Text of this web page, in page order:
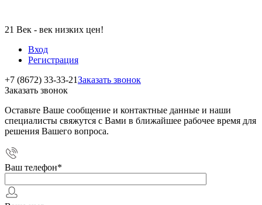
21 Век - век низких цен!
Вход
Регистрация
+7 (8672) 33-33-21Заказать звонок
Заказать звонок
Оставьте Ваше сообщение и контактные данные и наши
специалисты свяжутся с Вами в ближайшее рабочее время для
решения Вашего вопроса.
Ваш телефон*